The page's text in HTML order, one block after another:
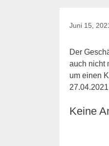
Juni 15, 2021
Der
auch nicht
um einen
Keine